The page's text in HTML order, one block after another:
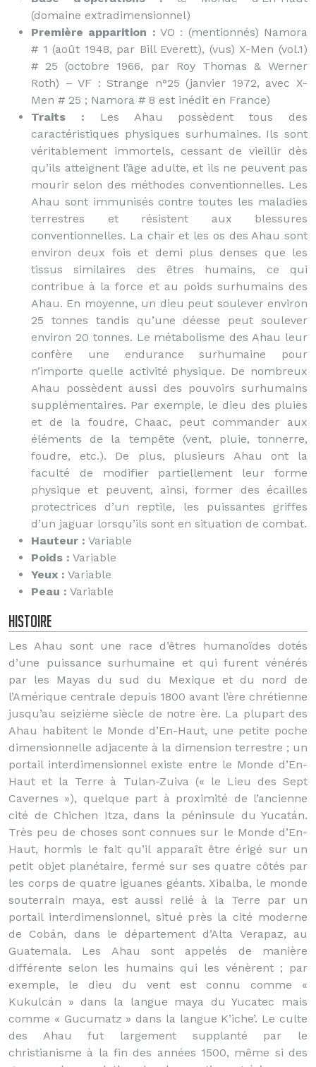
(domaine extradimensionnel)
Première apparition : VO : (mentionnés) Namora
# 1 (août 1948, par Bill Everett), (vus) X-Men (vol.1)
# 25 (octobre 1966, par Roy Thomas & Werner
Roth) – VF : Strange n°25 (janvier 1972, avec X-
Men # 25 ; Namora # 8 est inédit en France)
Traits : Les Ahau possèdent tous des
caractéristiques physiques surhumaines. Ils sont
véritablement immortels, cessant de vieillir dès
qu’ils atteignent l’âge adulte, et ils ne peuvent pas
mourir selon des méthodes conventionnelles. Les
Ahau sont immunisés contre toutes les maladies
terrestres et résistent aux blessures
conventionnelles. La chair et les os des Ahau sont
environ deux fois et demi plus denses que les
tissus similaires des êtres humains, ce qui
contribue à la force et au poids surhumains des
Ahau. En moyenne, un dieu peut soulever environ
25 tonnes tandis qu’une déesse peut soulever
environ 20 tonnes. Le métabolisme des Ahau leur
confère une endurance surhumaine pour
n’importe quelle activité physique. De nombreux
Ahau possèdent aussi des pouvoirs surhumains
supplémentaires. Par exemple, le dieu des pluies
et de la foudre, Chaac, peut commander aux
éléments de la tempête (vent, pluie, tonnerre,
foudre, etc.). De plus, plusieurs Ahau ont la
faculté de modifier partiellement leur forme
physique et peuvent, ainsi, former des écailles
protectrices d’un reptile, les puissantes griffes
d’un jaguar lorsqu’ils sont en situation de combat.
Hauteur : Variable
Poids : Variable
Yeux : Variable
Peau : Variable
Histoire
Les Ahau sont une race d’êtres humanoïdes dotés
d’une puissance surhumaine et qui furent vénérés
par les Mayas du sud du Mexique et du nord de
l’Amérique centrale depuis 1800 avant l’ère chrétienne
jusqu’au seizième siècle de notre ère. La plupart des
Ahau habitent le Monde d’En-Haut, une petite poche
dimensionnelle adjacente à la dimension terrestre ; un
portail interdimensionnel existe entre le Monde d’En-
Haut et la Terre à Tulan-Zuiva (« le Lieu des Sept
Cavernes »), quelque part à proximité de l’ancienne
cité de Chichen Itza, dans la péninsule du Yucatán.
Très peu de choses sont connues sur le Monde d’En-
Haut, hormis le fait qu’il apparaît être érigé sur un
petit objet planétaire, fermé sur ses quatre côtés par
les corps de quatre iguanes géants. Xibalba, le monde
souterrain maya, est aussi relié à la Terre par un
portail interdimensionnel, situé près la cité moderne
de Cobán, dans le département d’Alta Verapaz, au
Guatemala. Les Ahau sont appelés de manière
différente selon les humains qui les vénèrent ; par
exemple, le dieu du vent est connu comme «
Kukulcán » dans la langue maya du Yucatec mais
comme « Gucumatz » dans la langue K’iche’. Le culte
des Ahau fut largement supplanté par le
christianisme à la fin des années 1500, même si des